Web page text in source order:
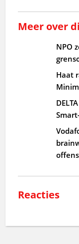
Meer over
NPO
Haat
Reacties